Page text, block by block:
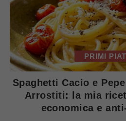
PRIMI
Spaghetti Cacio e
Arrostiti: la mia
economica e